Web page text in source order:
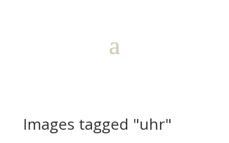
Images tagged "uhr"